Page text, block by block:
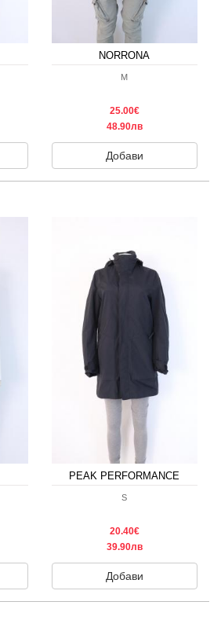
NORRONA
M
25.00€
48.90лв
Добави
PEAK PERFORMANCE
S
20.40€
39.90лв
Добави